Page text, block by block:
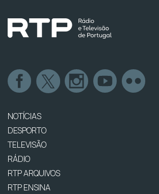
NOTÍCIAS
DESPORTO
TELEVISÃO
RÁDIO
RTP ARQUIVOS
RTP ENSINA